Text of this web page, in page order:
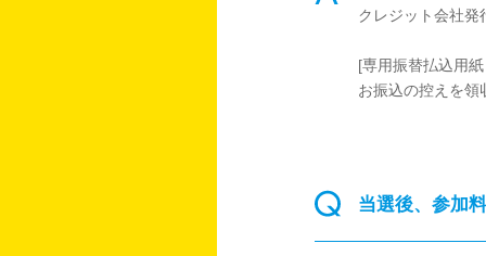
クレジット会社発
[専用振替払込用
お振込の控えを領
当選後、参加